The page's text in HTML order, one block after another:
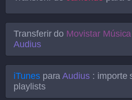
Transferir do Movistar Música
Audius
iTunesparaAudius : importe
playlists